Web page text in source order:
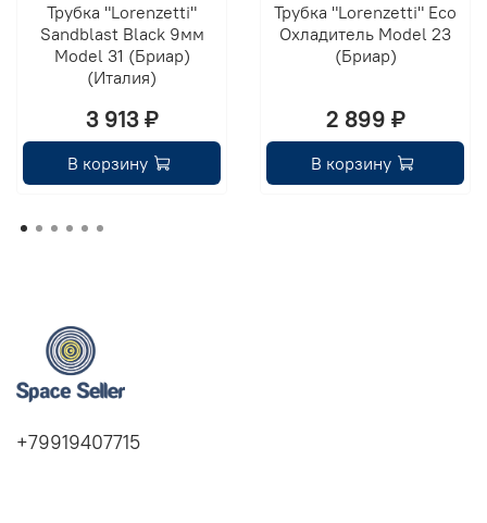
Трубка "Lorenzetti"
Sandblast Black 9мм
Model 31 (Бриар)
(Италия)
3 913 ₽
В корзину
Трубка "Lorenzetti" Eco
Охладитель Model 23
(Бриар)
2 899 ₽
В корзину
+79919407715